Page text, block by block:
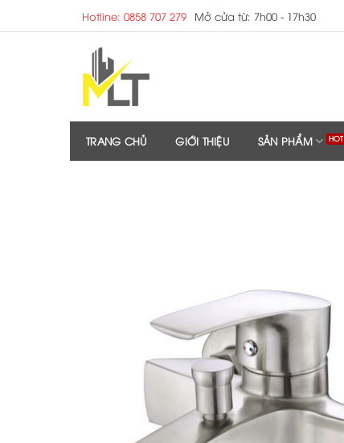
to
Hotline: 0858 707 279 Mở cửa từ: 7h00 - 17h30
TRANG CHỦ GIỚI THIỆU SẢN PHẨM